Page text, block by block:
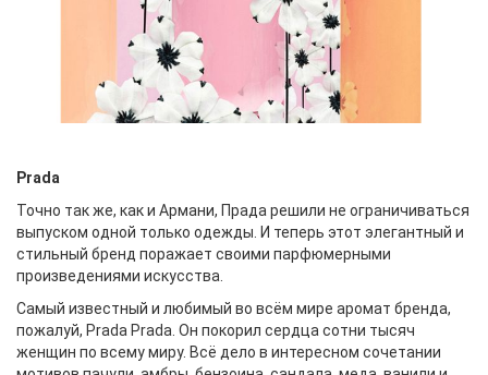
Prada
Точно так же, как и Армани, Прада решили не ограничиваться
выпуском одной только одежды. И теперь этот элегантный и
стильный бренд поражает своими парфюмерными
произведениями искусства.
Самый известный и любимый во всём мире аромат бренда,
пожалуй, Prada Prada. Он покорил сердца сотни тысяч
женщин по всему миру. Всё дело в интересном сочетании